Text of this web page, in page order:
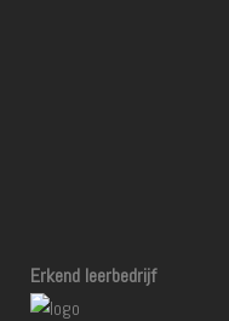
Erkend leerbedrijf